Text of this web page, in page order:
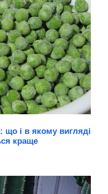
що і в якому вигляді
краще